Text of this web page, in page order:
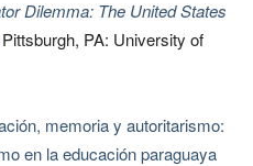
Dilemma: The United States
PA: University of
memoria y autoritarismo:
en la educación paraguaya